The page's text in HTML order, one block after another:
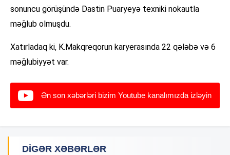
sonuncu görüşündə Dastin Puaryeyə texniki nokautla
məğlub olmuşdu.
Xatırladaq ki, K.Makqreqorun karyerasında 22 qələbə və 6
məğlubiyyət var.
Ən son xəbərləri bizim Youtube kanalımızda izləyin
DIGƏR XƏBƏRLƏR